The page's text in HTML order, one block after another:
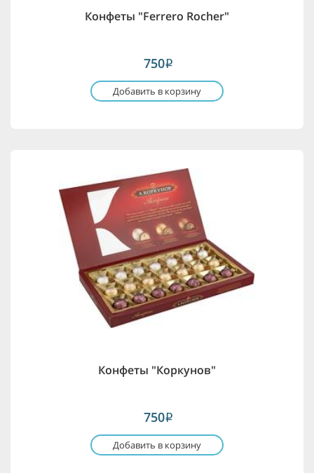
Конфеты "Ferrero Rocher"
750i
Добавить в корзину
Конфеты "Коркунов"
750i
Добавить в корзину